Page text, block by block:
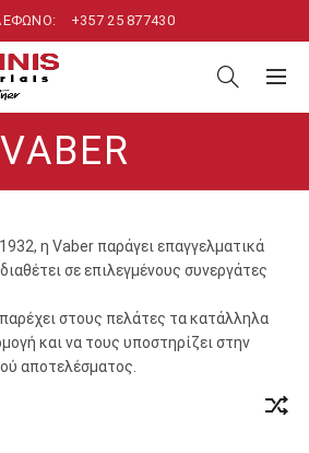
+357 25 877430
VABER
η Vaber παράγει επαγγελματικά
σε επιλεγμένους συνεργάτες
στους πελάτες τα κατάλληλα
και να τους υποστηρίζει στην
αποτελέσματος.